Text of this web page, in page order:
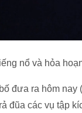
nổ và hỏa
đưa ra hôm
đũa các vụ tập